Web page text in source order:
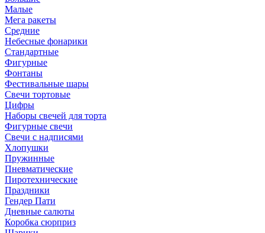
Малые
Мега ракеты
Средние
Небесные фонарики
Стандартные
Фигурные
Фонтаны
Фестивальные шары
Свечи тортовые
Цифры
Наборы свечей для торта
Фигурные свечи
Свечи с надписями
Хлопушки
Пружинные
Пневматические
Пиротехнические
Праздники
Гендер Пати
Дневные салюты
Коробка сюрприз